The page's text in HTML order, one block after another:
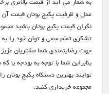
مدل و ظرفیت پکیج بوتان قیمت
نگران قیمت پکیج بوتان باشید
تشکری تمام سعی و توان خود را
جهت رضایتمندی شما مشتریان
بنابراین شما با توجه به بودجه یا
توایند بهترین دستگاه پکیج بوتان
مجموعه خریداری کنید.